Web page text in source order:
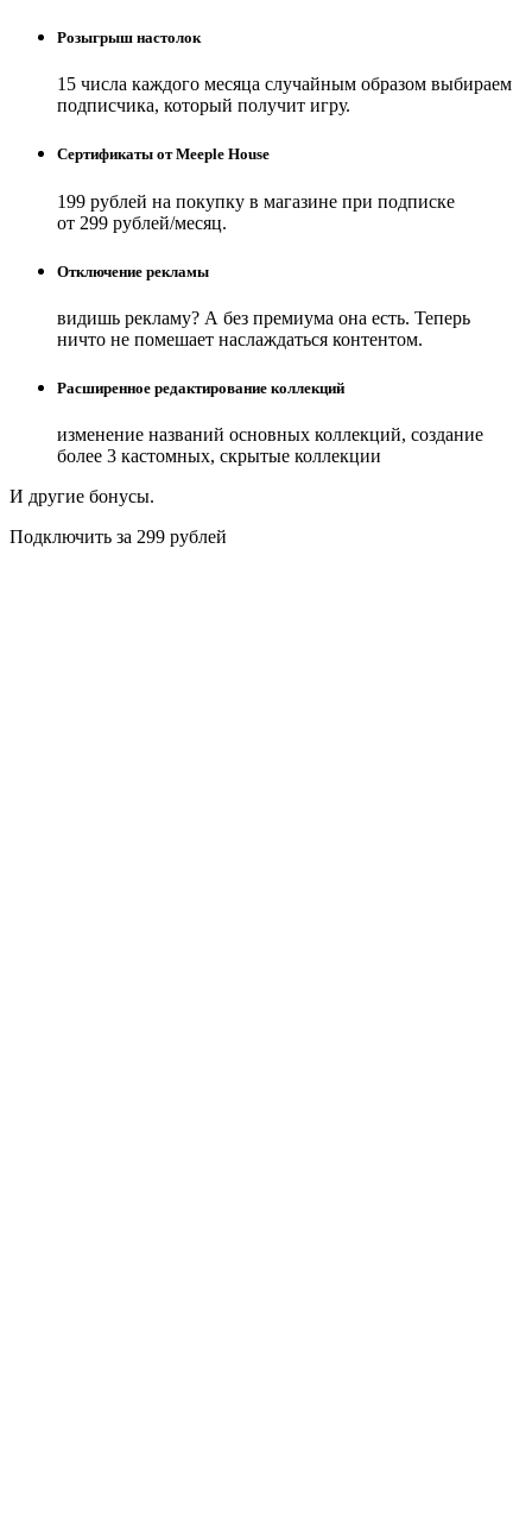
Розыгрыш настолок
15 числа каждого месяца случайным образом выбираем
подписчика, который получит игру.
Сертификаты от Meeple House
199 рублей на покупку в магазине при подписке
от 299 рублей/месяц.
Отключение рекламы
видишь рекламу? А без премиума она есть. Теперь
ничто не помешает наслаждаться контентом.
Расширенное редактирование коллекций
изменение названий основных коллекций, создание
более 3 кастомных, скрытые коллекции
И другие бонусы.
Подключить за 299 рублей